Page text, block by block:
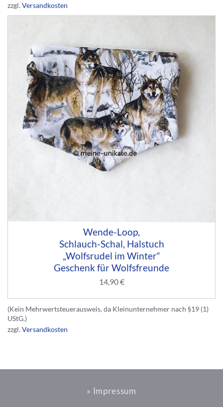
zzgl.Versandkosten
Wende-Loop,
Schlauch-Schal, Halstuch
„Wolfsrudel im Winter“
Geschenk für Wolfsfreunde
14,90€
(Kein Mehrwertsteuerausweis, da Kleinunternehmer nach §19 (1)
UStG.)
zzgl.Versandkosten
» Impressum